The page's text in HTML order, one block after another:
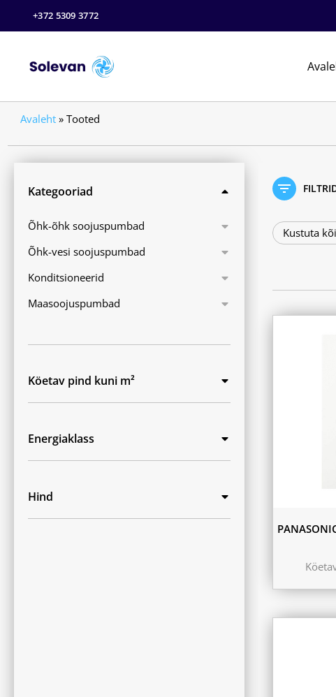
+372 5309 3772
Avaleht » Tooted
Kategooriad
Õhk-õhk soojuspumbad
Õhk-vesi soojuspumbad
Konditsioneerid
Maasoojuspumbad
Köetav pind kuni m²
Energiaklass
Hind
Kustuta